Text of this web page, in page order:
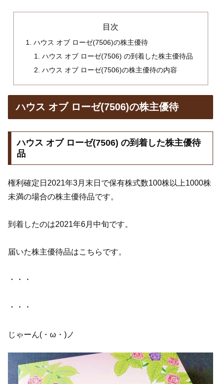
目次
ハウス オブ ローゼ(7506)の株主優待
ハウス オブ ローゼ(7506) の到着した株主優待品
ハウス オブ ローゼ(7506)の株主優待の内容
ハウス オブ ローゼ(7506)の株主優待
ハウス オブ ローゼ(7506) の到着した株主優待
品
権利確定日2021年3月末日で保有株式数100株以上1000株
未満の場合の株主優待品です。
到着したのは2021年6月中旬です。
届いた株主優待品はこちらです。
・・・
・・・
じゃーん(・ω・)ノ